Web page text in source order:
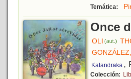
Temática:
Once
OLI (aut.)
Kalandraka ,
Colección: